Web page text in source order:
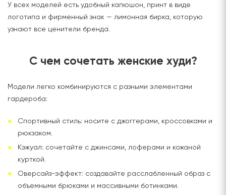
У всех моделей есть удобный капюшон, принт в виде
логотипа и фирменный знак — лимонная бирка, которую
узнают все ценители бренда.
С чем сочетать женские худи?
Модели легко комбинируются с разными элементами
гардероба:
Спортивный стиль: носите с джоггерами, кроссовками и
рюкзаком.
Кэжуал: сочетайте с джинсами, лоферами и кожаной
курткой.
Оверсайз-эффект: создавайте расслабленный образ с
объемными брюками и массивными ботинками.